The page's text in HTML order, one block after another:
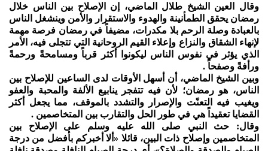
وقال العين الشيخ طلال الماضي، إن الإصلاح بين الناس خلال
رمضان يحقق الطمأنينة والهدوء والاستقرار والأمن وينشغل الناس
بالعبادة وصلة الرحم بلا مكدرات، مضيفاً في رمضان فرصة مهمة
لإنهاء الشقاق والنزاع وإعلاء القيم الروحانية التي تتجلى فيه، الأمر
الذي يؤثر في نفوس الناس ليكونوا أكثر قرباً ومسامحةً ورحمةً
ورأفةً وصفحاً .
وبين الشيخ الماضي، أن أسهل الأوقات لدى الساعين للإصلاح بين
الناس، هو رمضان؛ لأن فيه تتفجر ينابيع الألفة والمحبة والعفو
ويغيب فيه التعنّت والإصرار والتشدد بالموقف، مما يجعل أكثر
القضايا تعقيداً هي في طور الحل والتقارب بين المتخاصمين .
وقال: حث النبي صلى الله عليه وسلم على الإصلاح بين
المتخاصمين وإصلاح ذات البين، قائلا «ألا أخبركم بأفضل من درجة